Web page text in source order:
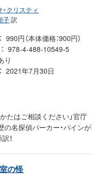
・クリスティ
子訳
990円（本体価格：900円）
978-4-488-10549-5
り
2021年7月30日
たはご相談ください」官庁
名探偵パーカー・パインが
！
の怪